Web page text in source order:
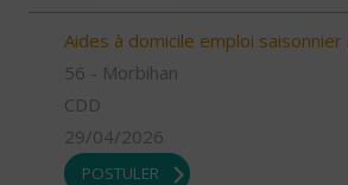
Aides à domicile emploi saisonnier
56 - Morbihan
CDD
29/04/2026
POSTULER